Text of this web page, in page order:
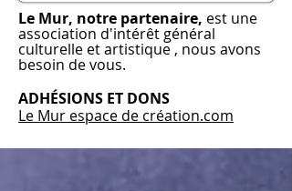
Le Mur, notre partenaire, est une
association d'intérêt général
culturelle et artistique , nous avons
besoin de vous.
ADHÉSIONS ET DONS
Le Mur espace de création.com